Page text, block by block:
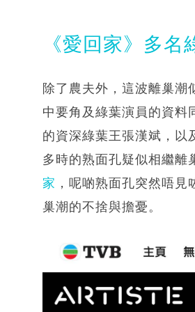
《愛回家》多
除了農夫外，這波離巢潮
中要角及綠葉演員的資料
的資深綠葉王張漢斌，以
多時的熟面孔疑似相繼離
家 ，呢啲熟面孔突然唔
巢潮的不捨與擔憂。